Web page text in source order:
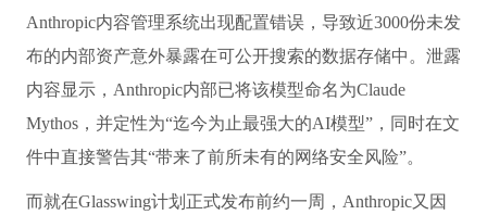
Anthropic内容管理系统出现配置错误，导致近3000份未发
布的内部资产意外暴露在可公开搜索的数据存储中。泄露
内容显示，Anthropic内部已将该模型命名为Claude
Mythos，并定性为“迄今为止最强大的AI模型”，同时在文
件中直接警告其“带来了前所未有的网络安全风险”。
而就在Glasswing计划正式发布前约一周，Anthropic又因